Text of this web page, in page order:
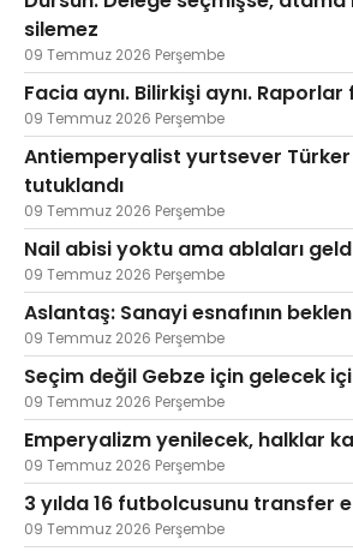
silemez
09 Temmuz 2026 Perşembe
Facia aynı. Bilirkişi aynı. Raporlar
09 Temmuz 2026 Perşembe
Antiemperyalist yurtsever
tutuklandı
09 Temmuz 2026 Perşembe
Nail abisi yoktu ama ablaları
09 Temmuz 2026 Perşembe
Aslantaş: Sanayi esnafının
09 Temmuz 2026 Perşembe
Seçim değil Gebze için gelecek
09 Temmuz 2026 Perşembe
Emperyalizm yenilecek, halklar
09 Temmuz 2026 Perşembe
3 yılda 16 futbolcusunu transfer
09 Temmuz 2026 Perşembe